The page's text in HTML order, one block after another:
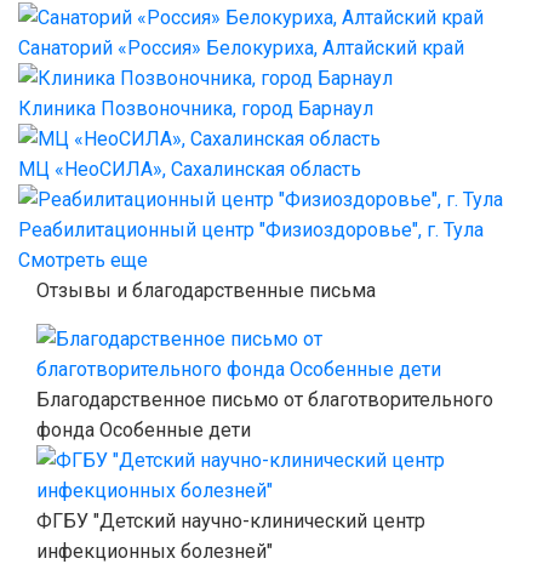
Санаторий «Россия» Белокуриха, Алтайский край
Клиника Позвоночника, город Барнаул
МЦ «НеоСИЛА», Сахалинская область
Реабилитационный центр "Физиоздоровье", г. Тула
Смотреть еще
Отзывы и благодарственные письма
Благодарственное письмо от благотворительного
фонда Особенные дети
ФГБУ "Детский научно-клинический центр
инфекционных болезней"